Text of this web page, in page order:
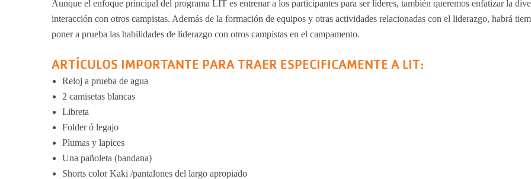
Aunque el enfoque principal del programa LIT es entrenar a los participantes para ser líderes, también queremos enfatizar la
interacción con otros campistas. Además de la formación de equipos y otras actividades relacionadas con el liderazgo, habrá
poner a prueba las habilidades de liderazgo con otros campistas en el campamento.
ARTÍCULOS IMPORTANTE PARA TRAER ESPECIFICAMENTE A LIT:
Reloj a prueba de agua
2 camisetas blancas
Libreta
Folder ó legajo
Plumas y lapices
Una pañoleta (bandana)
Shorts color Kaki /pantalones del largo apropiado